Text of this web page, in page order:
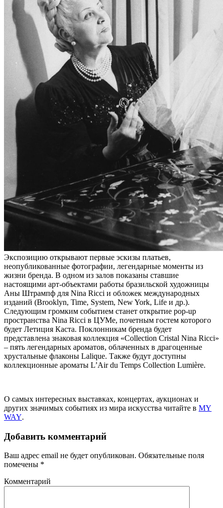
Экспозицию открывают первые эскизы платьев,
неопубликованные фотографии, легендарные моменты из
жизни бренда. В одном из залов показаны ставшие
настоящими арт-объектами работы бразильской художницы
Аны Штрампф для Nina Ricci и обложек международных
изданий (Brooklyn, Time, System, New York, Life и др.).
Следующим громким событием станет открытие pop-up
пространства Nina Ricci в ЦУМе, почетным гостем которого
будет Летиция Каста. Поклонникам бренда будет
представлена знаковая коллекция «Collection Cristal Nina Ricci»
– пять легендарных ароматов, облаченных в драгоценные
хрустальные флаконы Lalique. Также будут доступны
коллекционные ароматы L’Air du Temps Collection Lumière.
О самых интересных выставках, концертах, аукционах и
других значимых событиях из мира искусства читайте в MY
WAY.
Добавить комментарий
Ваш адрес email не будет опубликован. Обязательные поля
помечены *
Комментарий